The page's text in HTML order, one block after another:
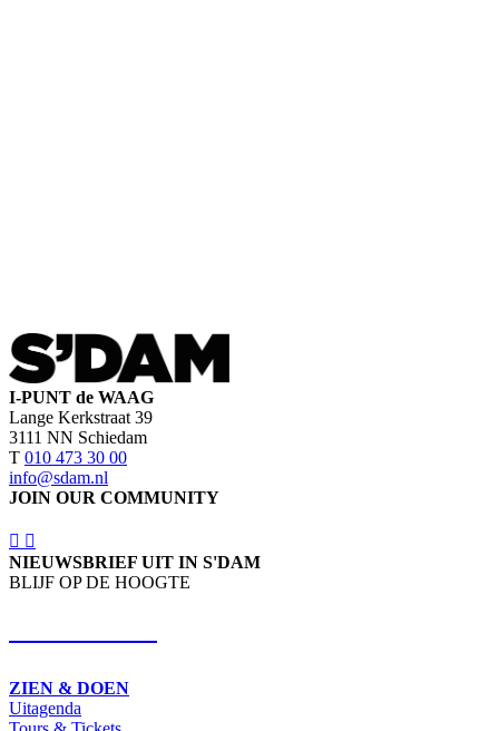
I-PUNT de WAAG
Lange Kerkstraat 39
3111 NN Schiedam
T 010 473 30 00
info@sdam.nl
JOIN OUR COMMUNITY
NIEUWSBRIEF UIT IN S'DAM
BLIJF OP DE HOOGTE
ZIEN & DOEN
Uitagenda